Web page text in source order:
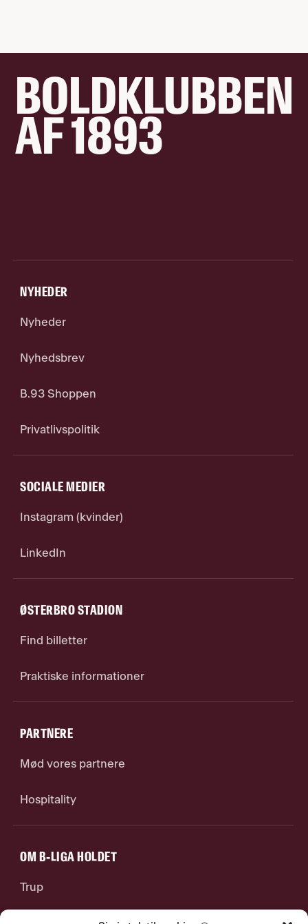
BOLDKLUBBEN
AF 1893
NYHEDER
Nyheder
Nyhedsbrev
B.93 Shoppen
Privatlivspolitik
SOCIALE MEDIER
Instagram (kvinder)
LinkedIn
ØSTERBRO STADION
Find billetter
Praktiske informationer
PARTNERE
Mød vores partnere
Hospitality
OM B-LIGA HOLDET
Trup